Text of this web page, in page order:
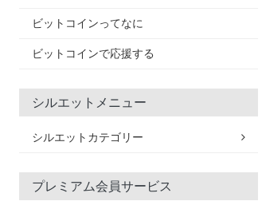
ビットコインってなに
ビットコインで応援する
シルエットメニュー
シルエットカテゴリー
プレミアム会員サービス